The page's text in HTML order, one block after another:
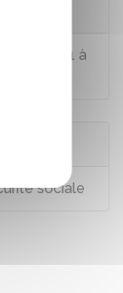
D160-1 à
sociale